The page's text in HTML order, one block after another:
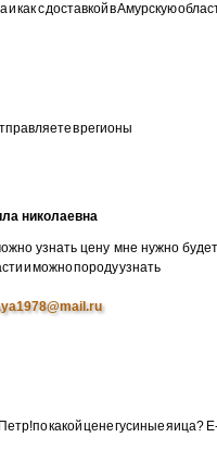
и как с доставкой в Амурскую
в регионы
николаевна
узнать цену мне нужно
и можно породу узнать
какой цене гусиные яица?